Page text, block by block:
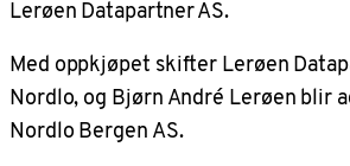
Lerøen Datapartner AS.
Med oppkjøpet skifter Lerøen
Nordlo, og Bjørn André Lerøen blir
Nordlo Bergen AS.